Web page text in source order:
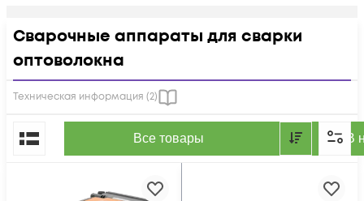
Сварочные аппараты для сварки
оптоволокна
Техническая информация (2)
Все товары В
По популярности